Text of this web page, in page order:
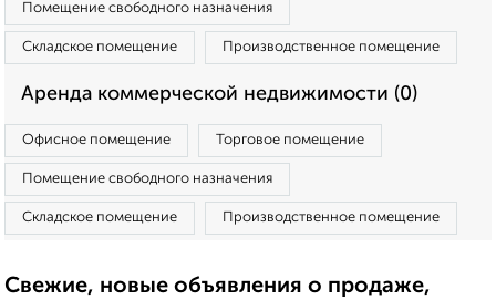
Помещение свободного назначения
Складское помещение Производственное помещение
Аренда коммерческой недвижимости (0)
Офисное помещение Торговое помещение
Помещение свободного назначения
Складское помещение Производственное помещение
Свежие, новые объявления о продаже,